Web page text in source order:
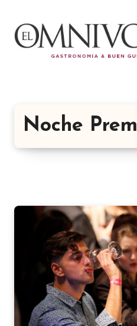
contenido
Noche